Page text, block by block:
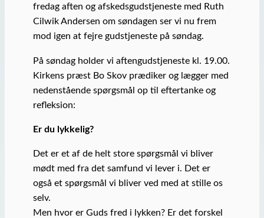
fredag aften og afskedsgudstjeneste med Ruth
Cilwik Andersen om søndagen ser vi nu frem
mod igen at fejre gudstjeneste på søndag.
På søndag holder vi aftengudstjeneste kl. 19.00.
Kirkens præst Bo Skov prædiker og lægger med
nedenstående spørgsmål op til eftertanke og
refleksion:
Er du lykkelig?
Det er et af de helt store spørgsmål vi bliver
mødt med fra det samfund vi lever i. Det er
også et spørgsmål vi bliver ved med at stille os
selv.
Men hvor er Guds fred i lykken? Er det forskel